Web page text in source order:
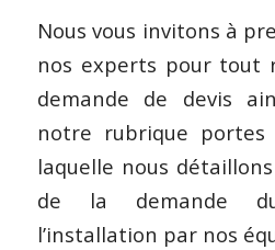
Nous vous invitons à
nos experts pour tout
demande de devis
notre rubrique
laquelle nous
de la demande
l’installation par nos